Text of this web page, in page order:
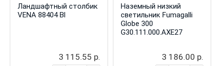
Ландшафтный столбик
VENA 88404 Bl
3 115.55 р.
Наземный низкий
светильник Fumagalli
Globe 300
G30.111.000.AXE27
3 186.00 р.